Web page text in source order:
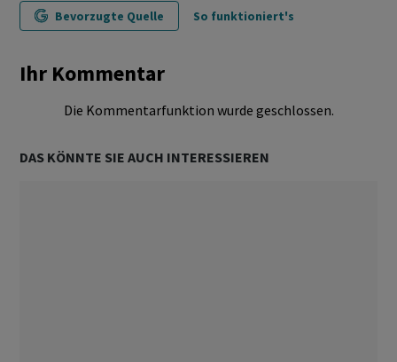
Bevorzugte Quelle So funktioniert's
Ihr Kommentar
Die Kommentarfunktion wurde geschlossen.
DAS KÖNNTE SIE AUCH INTERESSIEREN